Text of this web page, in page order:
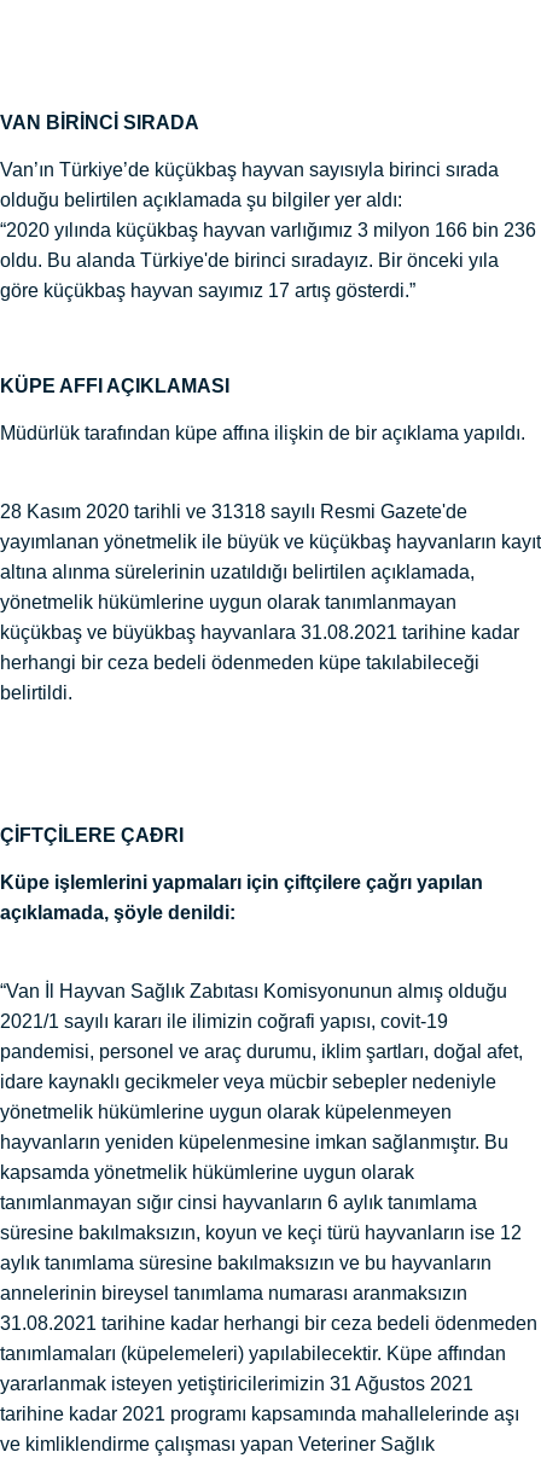
VAN BİRİNCİ SIRADA
Van’ın Türkiye’de küçükbaş hayvan sayısıyla birinci sırada
olduğu belirtilen açıklamada şu bilgiler yer aldı:
“2020 yılında küçükbaş hayvan varlığımız 3 milyon 166 bin 236
oldu. Bu alanda Türkiye'de birinci sıradayız. Bir önceki yıla
göre küçükbaş hayvan sayımız 17 artış gösterdi.”
KÜPE AFFI AÇIKLAMASI
Müdürlük tarafından küpe affına ilişkin de bir açıklama yapıldı.
28 Kasım 2020 tarihli ve 31318 sayılı Resmi Gazete'de
yayımlanan yönetmelik ile büyük ve küçükbaş hayvanların kayıt
altına alınma sürelerinin uzatıldığı belirtilen açıklamada,
yönetmelik hükümlerine uygun olarak tanımlanmayan
küçükbaş ve büyükbaş hayvanlara 31.08.2021 tarihine kadar
herhangi bir ceza bedeli ödenmeden küpe takılabileceği
belirtildi.
ÇİFTÇİLERE ÇAÐRI
Küpe işlemlerini yapmaları için çiftçilere çağrı yapılan
açıklamada, şöyle denildi:
“Van İl Hayvan Sağlık Zabıtası Komisyonunun almış olduğu
2021/1 sayılı kararı ile ilimizin coğrafi yapısı, covit-19
pandemisi, personel ve araç durumu, iklim şartları, doğal afet,
idare kaynaklı gecikmeler veya mücbir sebepler nedeniyle
yönetmelik hükümlerine uygun olarak küpelenmeyen
hayvanların yeniden küpelenmesine imkan sağlanmıştır. Bu
kapsamda yönetmelik hükümlerine uygun olarak
tanımlanmayan sığır cinsi hayvanların 6 aylık tanımlama
süresine bakılmaksızın, koyun ve keçi türü hayvanların ise 12
aylık tanımlama süresine bakılmaksızın ve bu hayvanların
annelerinin bireysel tanımlama numarası aranmaksızın
31.08.2021 tarihine kadar herhangi bir ceza bedeli ödenmeden
tanımlamaları (küpelemeleri) yapılabilecektir. Küpe affından
yararlanmak isteyen yetiştiricilerimizin 31 Ağustos 2021
tarihine kadar 2021 programı kapsamında mahallelerinde aşı
ve kimliklendirme çalışması yapan Veteriner Sağlık